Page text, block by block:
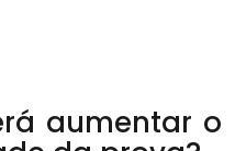
aumentar o